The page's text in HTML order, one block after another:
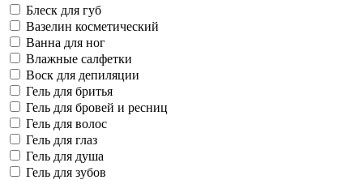
Блеск для губ
Вазелин косметический
Ванна для ног
Влажные салфетки
Воск для депиляции
Гель для бритья
Гель для бровей и ресниц
Гель для волос
Гель для глаз
Гель для душа
Гель для зубов